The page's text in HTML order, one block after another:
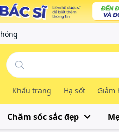
Khẩu trang Hạ sốt Giảm
Chăm sóc sắc đẹp